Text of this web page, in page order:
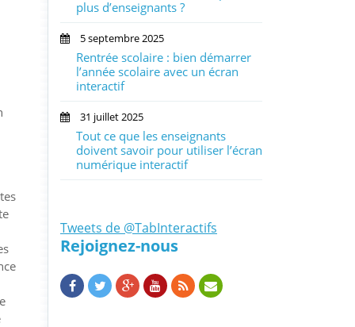
plus d’enseignants ?
5 septembre 2025
Rentrée scolaire : bien démarrer
l’année scolaire avec un écran
interactif
31 juillet 2025
Tout ce que les enseignants
doivent savoir pour utiliser l’écran
numérique interactif
Tweets de @TabInteractifs
Rejoignez-nous